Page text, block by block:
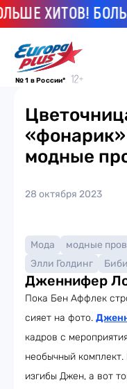
ХИТОВ!
№ 1 в России*
модные
28 октября 2023
Мода модные
Элли Голдинг
Дженнифер
Пока Бен Аффлек
сияет на фото.
кадров с
необычный
изгибы Джен, а вот